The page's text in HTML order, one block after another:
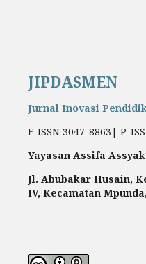
JIPDASMEN
Jurnal Inovasi
E-ISSN 3047-8863| P-
Yayasan Assifa
Jl. Abubakar Husain,
IV, Kecamatan